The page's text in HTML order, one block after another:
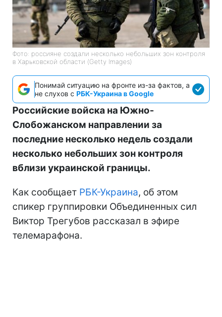
Фото: россияне создали несколько небольших зон контроля
в Харьковской области (Getty Images)
Понимай ситуацию на фронте из-за фактов, а
не слухов с РБК-Украина в Google
Российские войска на Южно-
Слобожанском направлении за
последние несколько недель создали
несколько небольших зон контроля
вблизи украинской границы.
Как сообщает РБК-Украина, об этом
спикер группировки Объединенных сил
Виктор Трегубов рассказал в эфире
телемарафона.